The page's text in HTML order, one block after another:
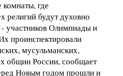
где
религий будут духовно
участников Олимпиады и
проинспектировали
мусульманских,
общин России, сообщает
Новым годом прошли и